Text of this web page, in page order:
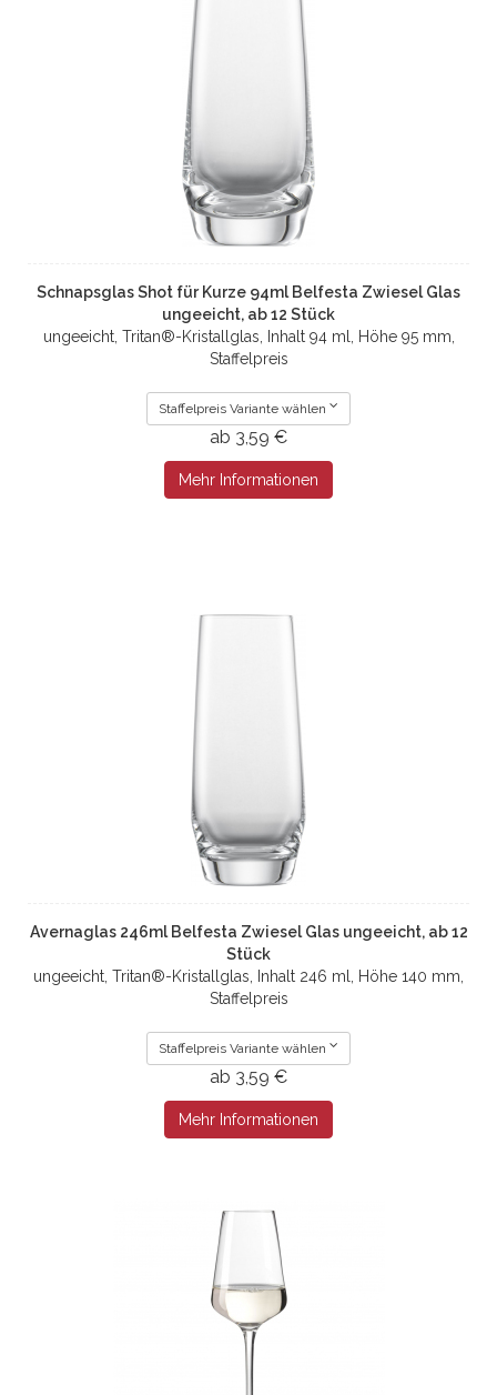
Schnapsglas Shot für Kurze 94ml Belfesta Zwiesel Glas
ungeeicht, ab 12 Stück
ungeeicht, Tritan®-Kristallglas, Inhalt 94 ml, Höhe 95 mm,
Staffelpreis
Staffelpreis Variante wählen
ab 3,59 €
Mehr Informationen
Avernaglas 246ml Belfesta Zwiesel Glas ungeeicht, ab 12
Stück
ungeeicht, Tritan®-Kristallglas, Inhalt 246 ml, Höhe 140 mm,
Staffelpreis
Staffelpreis Variante wählen
ab 3,59 €
Mehr Informationen